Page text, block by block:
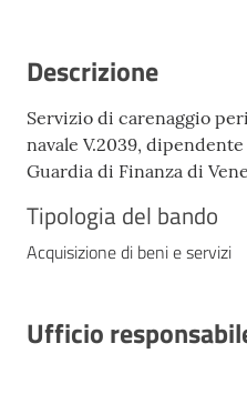
Descrizione
Servizio di carenaggio
navale V.2039,
Guardia di Finanza di
Tipologia del bando
Acquisizione di beni e servizi
Ufficio